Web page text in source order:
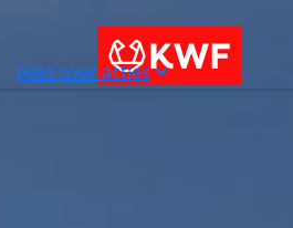
Alles over acties